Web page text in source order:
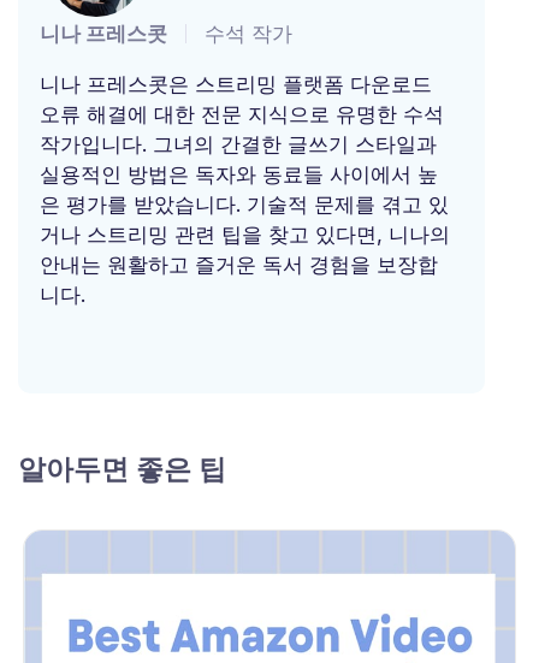
니나 프레스콧 수석 작가
니나 프레스콧은 스트리밍 플랫폼 다운로드
오류 해결에 대한 전문 지식으로 유명한 수석
작가입니다. 그녀의 간결한 글쓰기 스타일과
실용적인 방법은 독자와 동료들 사이에서 높
은 평가를 받았습니다. 기술적 문제를 겪고 있
거나 스트리밍 관련 팁을 찾고 있다면, 니나의
안내는 원활하고 즐거운 독서 경험을 보장합
니다.
알아두면 좋은 팁